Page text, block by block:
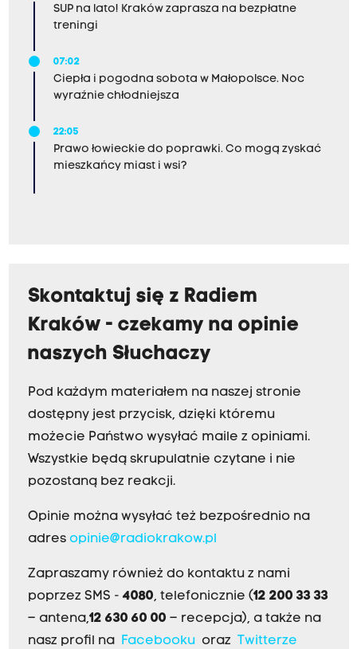
SUP na lato! Kraków zaprasza na bezpłatne
treningi
07:02
Ciepła i pogodna sobota w Małopolsce. Noc
wyraźnie chłodniejsza
22:05
Prawo łowieckie do poprawki. Co mogą zyskać
mieszkańcy miast i wsi?
Skontaktuj się z Radiem
Kraków - czekamy na opinie
naszych Słuchaczy
Pod każdym materiałem na naszej stronie
dostępny jest przycisk, dzięki któremu
możecie Państwo wysyłać maile z opiniami.
Wszystkie będą skrupulatnie czytane i nie
pozostaną bez reakcji.
Opinie można wysyłać też bezpośrednio na
adres opinie@radiokrakow.pl
Zapraszamy również do kontaktu z nami
poprzez SMS - 4080, telefonicznie (12 200 33 33
– antena,12 630 60 00 – recepcja), a także na
nasz profil na Facebookuoraz Twitterze